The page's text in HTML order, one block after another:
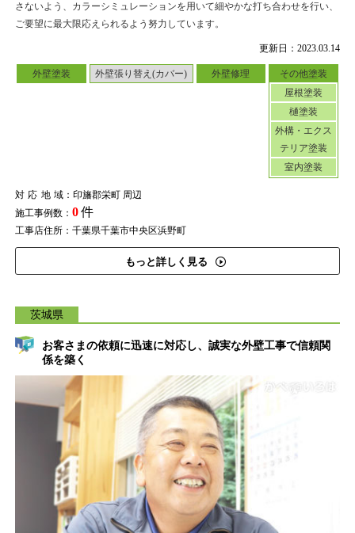
更新日：2023.03.14
外壁塗装 外壁張り替え(カバー) 外壁修理
その他塗装
屋根塗装
樋塗装
外構・エクス
テリア塗装
室内塗装
対応地域：印旛郡栄町 周辺
施工事例数： 0件
工事店住所：千葉県千葉市中央区浜野町
もっと詳しく見る
さないよう、カラーシミュレーションを用いて細やかな打ち合わせを行い、
ご要望に最大限応えられるよう努力しています。
茨城県
お客さまの依頼に迅速に対応し、誠実な外壁工事で信頼関
係を築く